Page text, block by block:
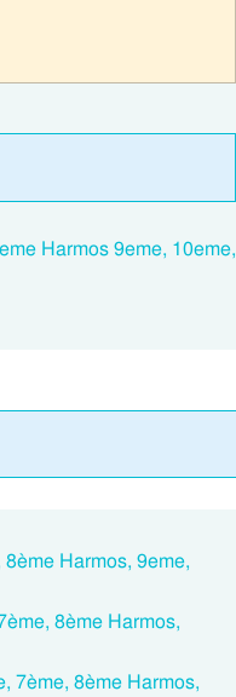
Harmos 9eme, 10eme,
Harmos, 9eme,
8ème Harmos,
7ème, 8ème Harmos,